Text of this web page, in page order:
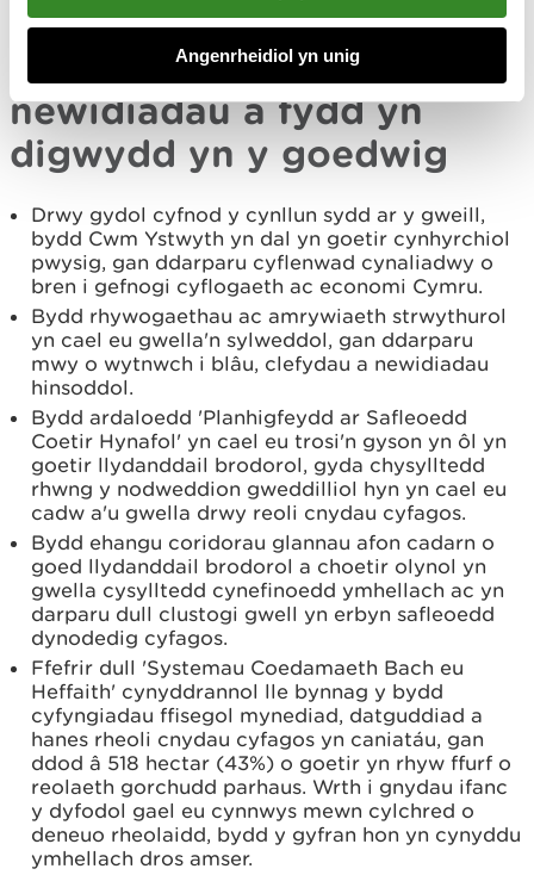
Angenrheidiol yn unig
Crynodeb o'r prif
newidiadau a fydd yn
digwydd yn y goedwig
Drwy gydol cyfnod y cynllun sydd ar y gweill,
bydd Cwm Ystwyth yn dal yn goetir cynhyrchiol
pwysig, gan ddarparu cyflenwad cynaliadwy o
bren i gefnogi cyflogaeth ac economi Cymru.
Bydd rhywogaethau ac amrywiaeth strwythurol
yn cael eu gwella'n sylweddol, gan ddarparu
mwy o wytnwch i blâu, clefydau a newidiadau
hinsoddol.
Bydd ardaloedd 'Planhigfeydd ar Safleoedd
Coetir Hynafol' yn cael eu trosi'n gyson yn ôl yn
goetir llydanddail brodorol, gyda chysylltedd
rhwng y nodweddion gweddilliol hyn yn cael eu
cadw a'u gwella drwy reoli cnydau cyfagos.
Bydd ehangu coridorau glannau afon cadarn o
goed llydanddail brodorol a choetir olynol yn
gwella cysylltedd cynefinoedd ymhellach ac yn
darparu dull clustogi gwell yn erbyn safleoedd
dynodedig cyfagos.
Ffefrir dull 'Systemau Coedamaeth Bach eu
Heffaith' cynyddrannol lle bynnag y bydd
cyfyngiadau ffisegol mynediad, datguddiad a
hanes rheoli cnydau cyfagos yn caniatáu, gan
ddod â 518 hectar (43%) o goetir yn rhyw ffurf o
reolaeth gorchudd parhaus. Wrth i gnydau ifanc
y dyfodol gael eu cynnwys mewn cylchred o
deneuo rheolaidd, bydd y gyfran hon yn cynyddu
ymhellach dros amser.